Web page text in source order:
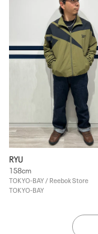
RYU
158cm
TOKYO-BAY / Reebok Store
TOKYO-BAY